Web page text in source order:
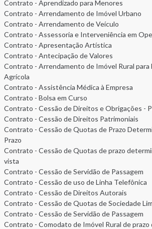
Contrato - Aprendizado para Menores
Contrato - Arrendamento de Imóvel Urbano
Contrato - Arrendamento de Veículo
Contrato - Assessoria e Interveniência em
Contrato - Apresentação Artística
Contrato - Antecipação de Valores
Contrato - Arrendamento de Imóvel Rural para
Agrícola
Contrato - Assistência Médica à Empresa
Contrato - Bolsa em Curso
Contrato - Cessão de Direitos e Obrigações -
Contrato - Cessão de Direitos Patrimoniais
Contrato - Cessão de Quotas de Prazo
Prazo
Contrato - Cessão de Quotas de prazo
vista
Contrato - Cessão de Servidão de Passagem
Contrato - Cessão de uso de Linha Telefônica
Contrato - Cessão de Direitos Autorais
Contrato - Cessão de Quotas de Sociedade
Contrato - Cessão de Servidão de Passagem
Contrato - Comodato de Imóvel Rural de prazo